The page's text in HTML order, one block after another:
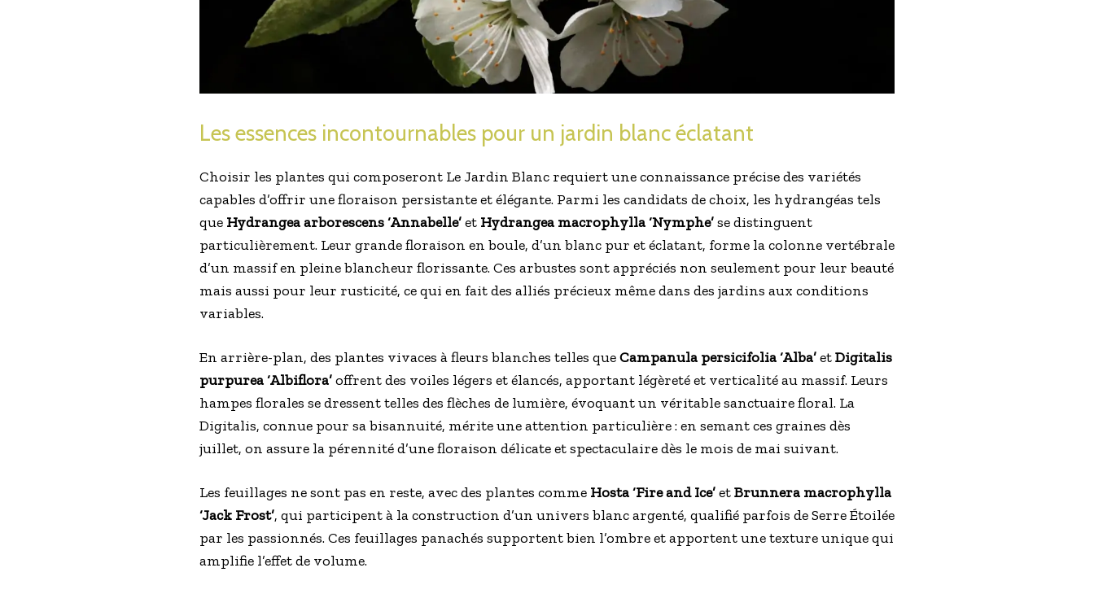
Les essences incontournables pour un jardin blanc éclatant
Choisir les plantes qui composeront Le Jardin Blanc requiert une connaissance précise des variétés
capables d’offrir une floraison persistante et élégante. Parmi les candidats de choix, les hydrangéas tels
que Hydrangea arborescens ‘Annabelle’et Hydrangea macrophylla ‘Nymphe’se distinguent
particulièrement. Leur grande floraison en boule, d’un blanc pur et éclatant, forme la colonne vertébrale
d’un massif en pleine blancheur florissante. Ces arbustes sont appréciés non seulement pour leur beauté
mais aussi pour leur rusticité, ce qui en fait des alliés précieux même dans des jardins aux conditions
variables.
En arrière-plan, des plantes vivaces à fleurs blanches telles queCampanula persicifolia ‘Alba’etDigitalis
purpurea ‘Albiflora’offrent des voiles légers et élancés, apportant légèreté et verticalité au massif. Leurs
hampes florales se dressent telles des flèches de lumière, évoquant un véritable sanctuaire floral. La
Digitalis, connue pour sa bisannuité, mérite une attention particulière : en semant ces graines dès
juillet, on assure la pérennité d’une floraison délicate et spectaculaire dès le mois de mai suivant.
Les feuillages ne sont pas en reste, avec des plantes comme Hosta ‘Fire and Ice’etBrunnera macrophylla
‘Jack Frost’, qui participent à la construction d’un univers blanc argenté, qualifié parfois de Serre Étoilée
par les passionnés. Ces feuillages panachés supportent bien l’ombre et apportent une texture unique qui
amplifie l’effet de volume.